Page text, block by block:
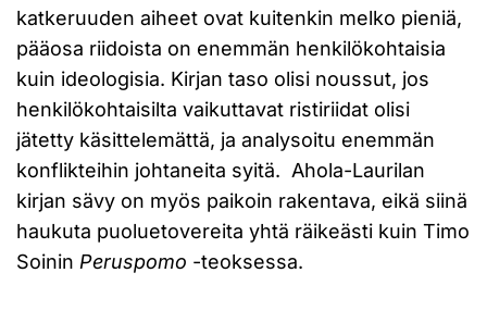
katkeruuden aiheet ovat kuitenkin melko pieniä,
pääosa riidoista on enemmän henkilökohtaisia
kuin ideologisia. Kirjan taso olisi noussut, jos
henkilökohtaisilta vaikuttavat ristiriidat olisi
jätetty käsittelemättä, ja analysoitu enemmän
konflikteihin johtaneita syitä. Ahola-Laurilan
kirjan sävy on myös paikoin rakentava, eikä siinä
haukuta puoluetovereita yhtä räikeästi kuin Timo
Soinin Peruspomo -teoksessa.